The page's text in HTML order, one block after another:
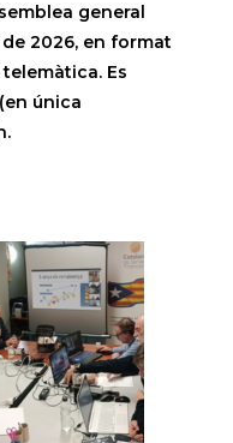
general
2026, en format
Es
única